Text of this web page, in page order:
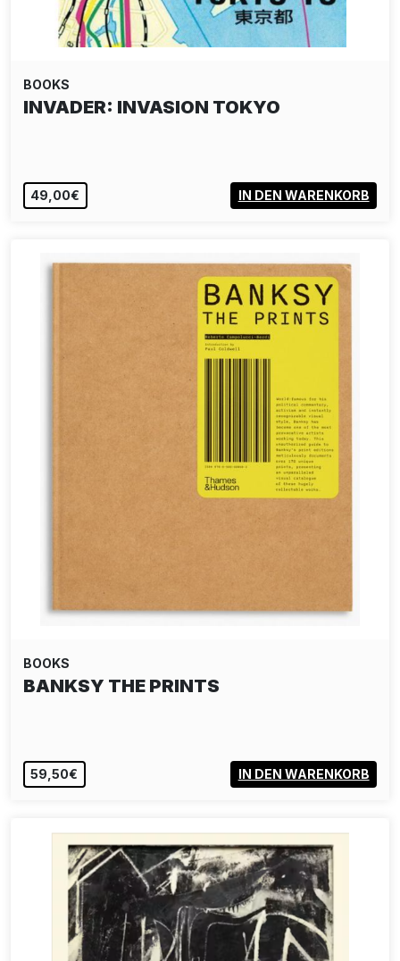
BOOKS
INVADER: INVASION TOKYO
49,00€ IN DEN WARENKORB
BOOKS
BANKSY THE PRINTS
59,50€ IN DEN WARENKORB